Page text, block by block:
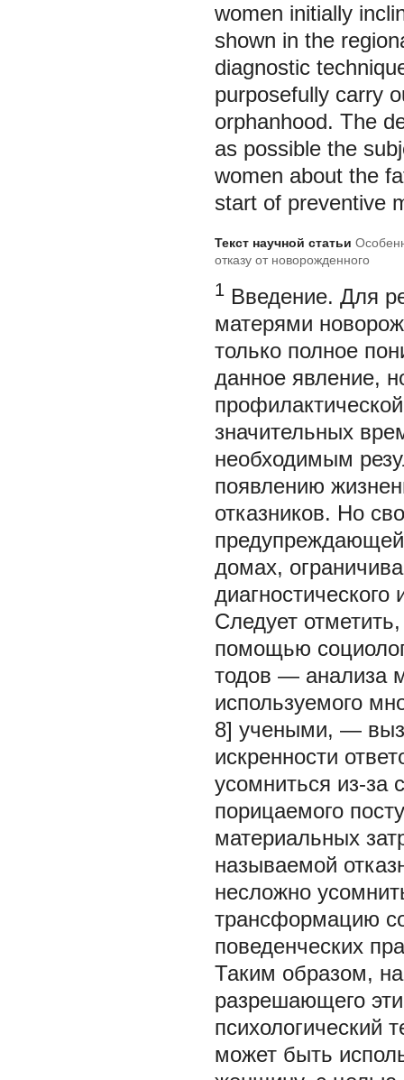
women initially
shown in the
diagnostic
purposefully carry
orphanhood. The
as possible the
women about the
start of preventive
Текст научной статьи
отказу от новорожденного
1 Введение. Для
матерями
только полное
данное явление,
значительных
необходимым
появлению
отказников. Но
домах,
Следует
помощью
тодов — анализа
используемого
8] учеными, —
искренности
усомниться из-
порицаемого
материальных
называемой
несложно
трансформацию
поведенческих
Таким образом,
разрешающего
психологический
может быть